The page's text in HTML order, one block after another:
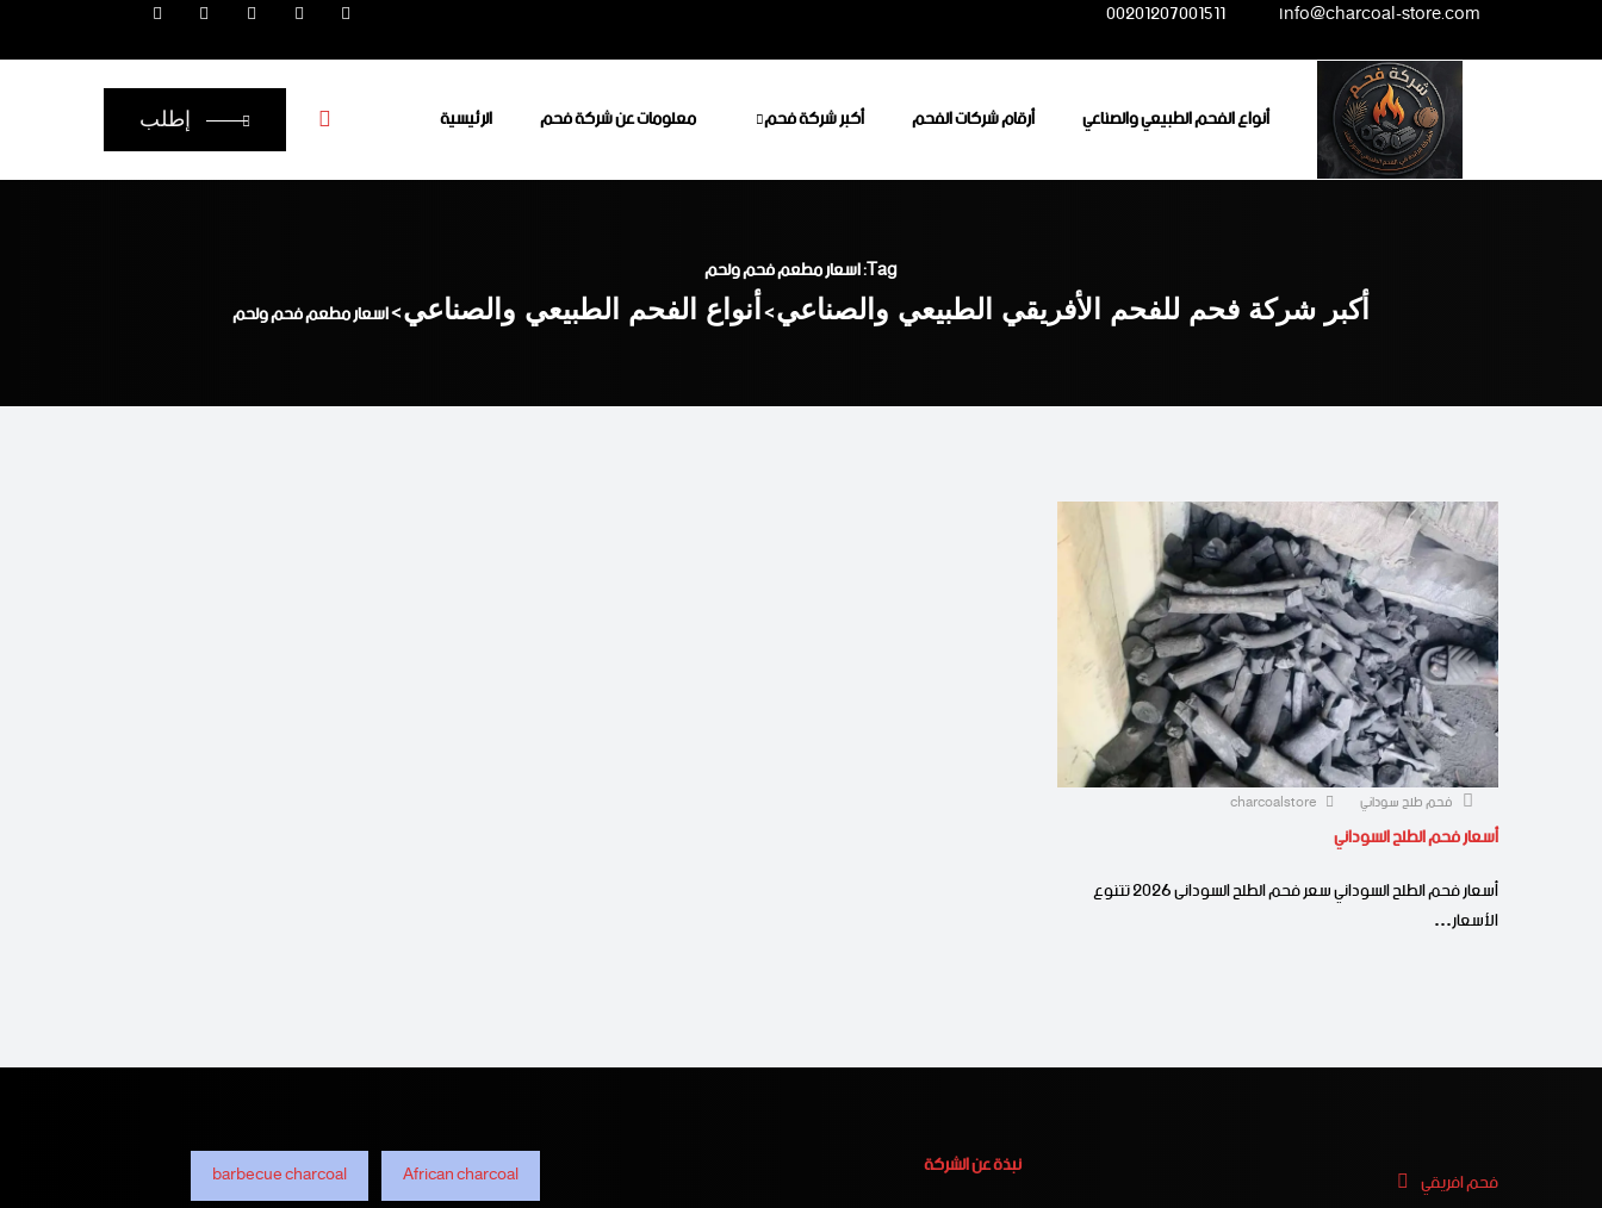
content
info@charcoal-store.com
00201207001511
الرئيسية معلومات عن شركة فحم أكبر شركة فحم أرقام شركات الفحم أنواع الفحم الطبيعي والصناعي إطلب
Tag: اسعار مطعم فحم ولحم
أكبر شركة فحم للفحم الأفريقي الطبيعي والصناعي> أنواع الفحم الطبيعي والصناعي>اسعار مطعم فحم ولحم
فحم طلح سوداني
أسعار فحم الطلح السوداني
أسعار فحم الطلح السوداني سعر فحم الطلح السودانى 2026 تتنوع
الأسعار…
فحم افريقي
نبذة عن الشركة
African charcoal
barbecue charcoal